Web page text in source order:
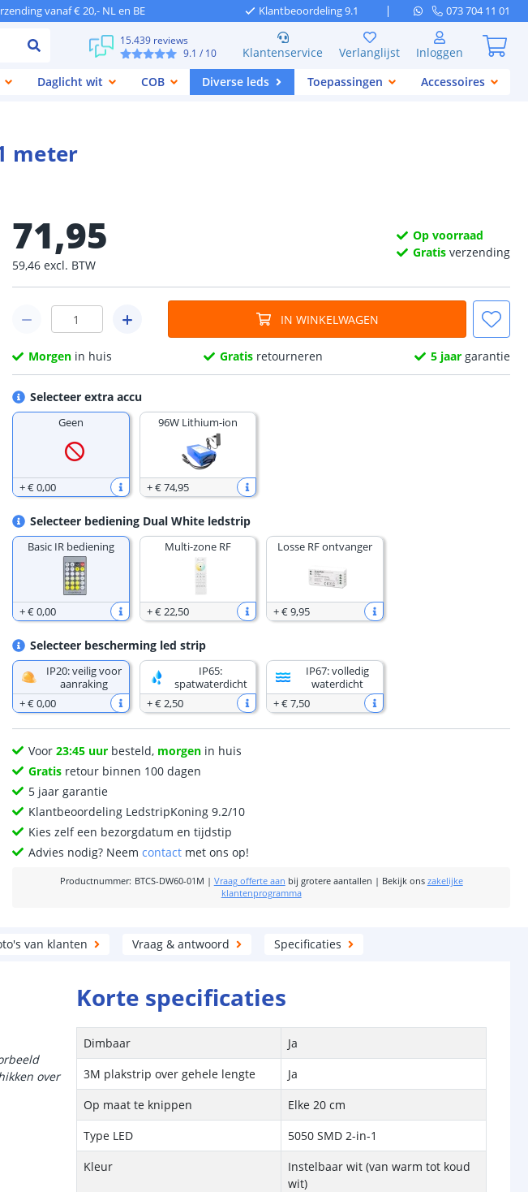
vanaf € 20,- NL en BE Klantbeoordeling 9.1 073 704 11 01
15.439 reviews
9.1 / 10 Klantenservice Verlanglijst
Inloggen
Daglicht wit COB Diverse leds Toepassingen Accessoires
meter
71,95
59,46 excl. BTW
Op voorraad
Gratis verzending
IN WINKELWAGEN
Morgen in huis Gratis retourneren 5 jaargarantie
Selecteer extra accu
Geen
+€ 0,00
96W Lithium-ion
+€ 74,95
Selecteer bediening Dual White ledstrip
Basic IR bediening
+€ 0,00
Multi-zone RF
+€ 22,50
Losse RF ontvanger
+€ 9,95
Selecteer bescherming led strip
IP20: veilig voor
aanraking
+€ 0,00
IP65:
spatwaterdicht
+€ 2,50
IP67: volledig
waterdicht
+€ 7,50
Voor23:45 uur besteld, morgen in huis
Gratis retour binnen 100 dagen
5 jaar garantie
Klantbeoordeling LedstripKoning 9.2/10
Kies zelf een bezorgdatum en tijdstip
Advies nodig? Neemcontact met ons op!
Productnummer: BTCS-DW60-01M | Vraag offerte aan bij grotere aantallen | Bekijk ons zakelijke
klantenprogramma
van klanten Vraag & antwoord Specificaties
over
Korte specificaties
Dimbaar
Ja
3M plakstrip over gehele lengte
Ja
Op maat te knippen
Elke 20 cm
Type LED
5050 SMD 2-in-1
Kleur
Instelbaar wit (van warm tot koud
wit)